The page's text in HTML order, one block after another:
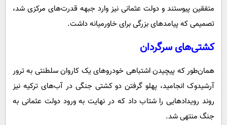
متفقین پیوستند و دولت عثمانی نیز وارد جبهه قدرت‌های مرکزی شد،
تصمیمی که پیامدهای بزرگی برای خاورمیانه داشت.
کشتی‌های سرگردان
همان‌طور که پیچیدن اشتباهی خودروهای یک کاروان سلطنتی به ترور
آرشیدوک انجامید، پهلو گرفتن دو کشتی جنگی در آب‌های ترکیه نیز
روند رویدادهایی را شتاب داد که در نهایت به ورود دولت عثمانی به
جنگ منتهی شد.